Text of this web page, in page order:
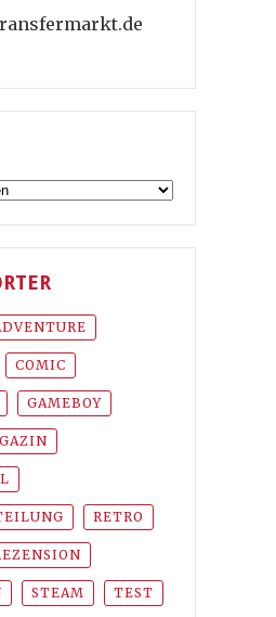
COMIC
GAMEBOY
RETRO
STEAM TEST